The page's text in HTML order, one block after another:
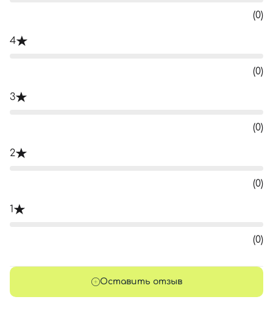
(0)
4
(0)
3
(0)
2
(0)
1
(0)
Оставить отзыв